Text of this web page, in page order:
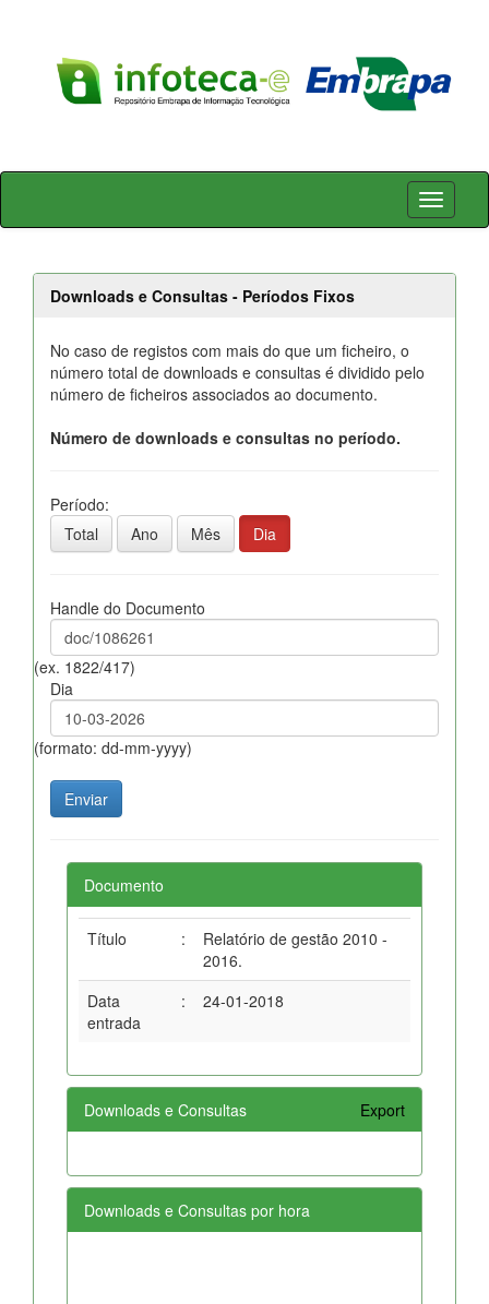
Skip
Downloads e Consultas - Períodos Fixos
No caso de registos com mais do que um ficheiro, o
número total de downloads e consultas é dividido pelo
número de ficheiros associados ao documento.
Número de downloads e consultas no período.
Período:
Total
Ano Mês Dia
Handle do Documento
(ex. 1822/417)
Dia
(formato: dd-mm-yyyy)
Documento
Título :
Relatório de gestão 2010 -
2016.
Data
entrada
: 24-01-2018
Downloads e Consultas Export
Downloads e Consultas por hora